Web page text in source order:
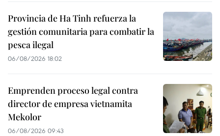
Provincia de Ha Tinh refuerza la
gestión comunitaria para combatir la
pesca ilegal
06/08/2026 18:02
Emprenden proceso legal contra
director de empresa vietnamita
Mekolor
06/08/2026 09:43